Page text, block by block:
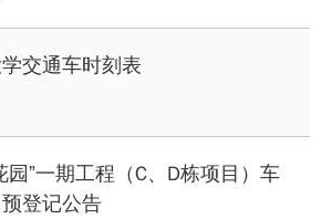
交通车时刻表
园”一期工程（C、D栋项目）车
登记公告